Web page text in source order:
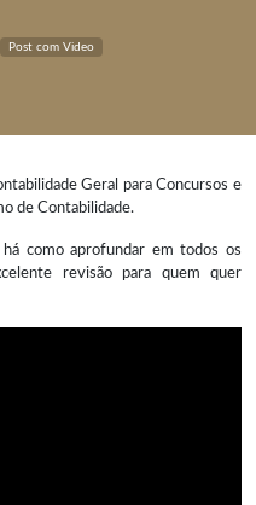
Post com Video
Geral para Concursos e
de Contabilidade.
como aprofundar em todos os
revisão para quem quer